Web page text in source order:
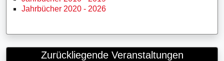
Jahrbücher 2020 - 2026
Zurückliegende Veranstaltungen